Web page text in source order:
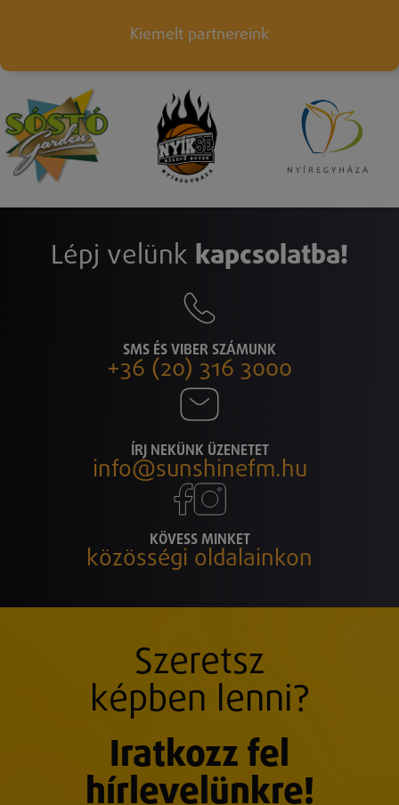
Kiemelt partnereink
Lépj velünk kapcsolatba!
SMS ÉS VIBER SZÁMUNK
+36 (20) 316 3000
ÍRJ NEKÜNK ÜZENETET
info@sunshinefm.hu
KÖVESS MINKET
közösségi oldalainkon
Szeretsz
képben lenni?
Iratkozz fel
hírlevelünkre!